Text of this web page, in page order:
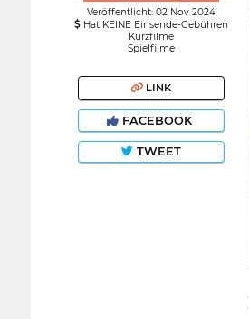
Veröffentlicht: 02 Nov 2024
Hat KEINE Einsende-Gebühren
Kurzfilme
Spielfilme
LINK
FACEBOOK
TWEET